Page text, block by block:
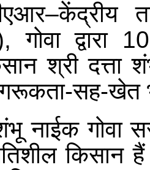
गोवा
श्री
सह-खेत
नाईक गोवा
किसान